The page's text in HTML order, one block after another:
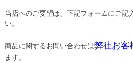
当店へのご要望は、下記フォームにご記
い。
商品に関するお問い合わせは弊社お客
ます。